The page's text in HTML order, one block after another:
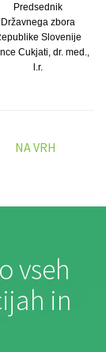
Predsednik
Državnega zbora
Slovenije
Cukjati, dr. med.,
l.r.
NA VRH
o vseh
in